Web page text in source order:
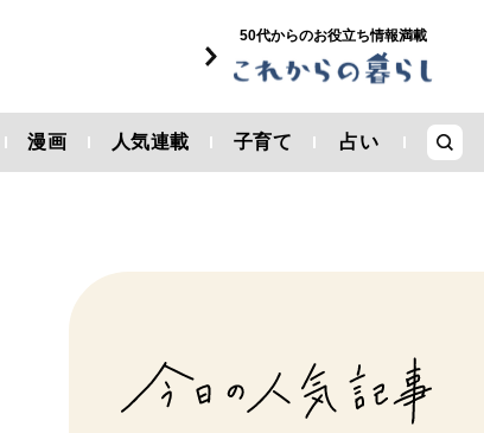
50代からのお役立ち情報満載
漫画 人気連載 子育て 占い